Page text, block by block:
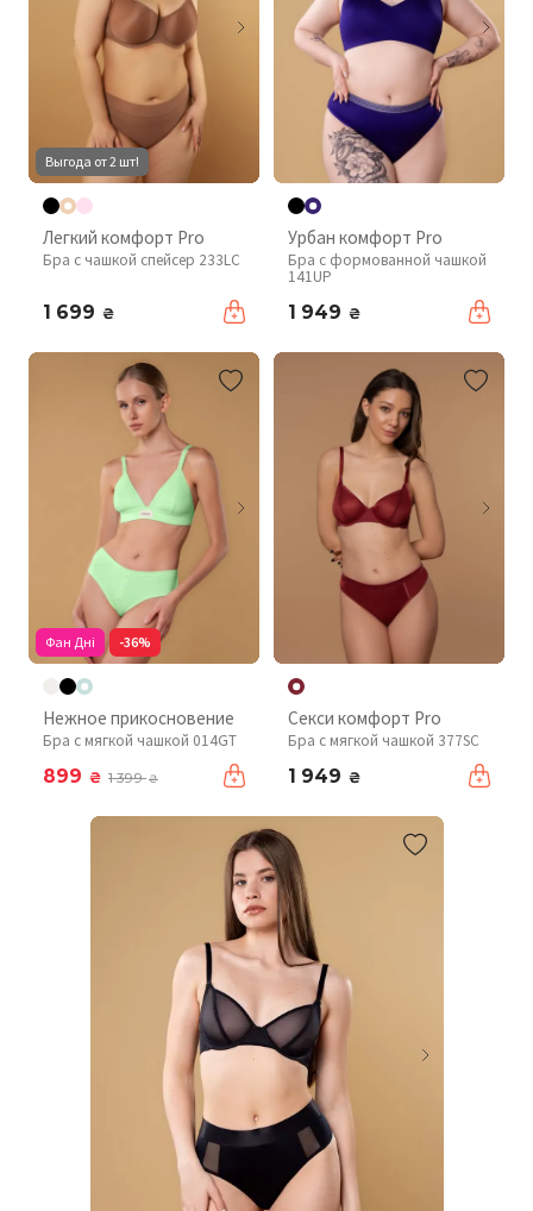
Выгода от 2 шт!
Легкий комфорт Pro
Бра с чашкой спейсер 233LC
1 699 ₴
Урбан комфорт Pro
Бра с формованной чашкой
141UP
1 949 ₴
Фан Дні -36%
Нежное прикосновение
Бра с мягкой чашкой 014GT
899 ₴ 1 399₴
Секси комфорт Pro
Бра с мягкой чашкой 377SC
1 949 ₴